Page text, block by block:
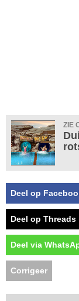
ZIE
Deel op
Deel op Threads
Deel via
Corrigeer